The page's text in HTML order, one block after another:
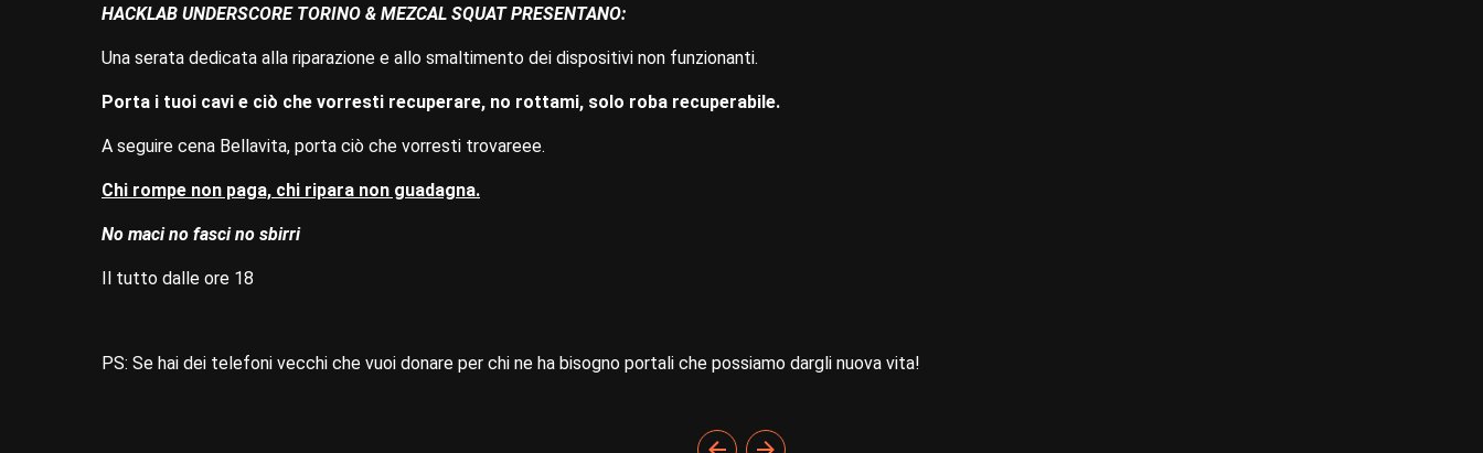
HACKLAB UNDERSCORE TORINO & MEZCAL SQUAT PRESENTANO:
Una serata dedicata alla riparazione e allo smaltimento dei dispositivi non funzionanti.
Porta i tuoi cavi e ciò che vorresti recuperare, no rottami, solo roba recuperabile.
A seguire cena Bellavita, porta ciò che vorresti trovareee.
Chi rompe non paga, chi ripara non guadagna.
No maci no fasci no sbirri
Il tutto dalle ore 18
PS: Se hai dei telefoni vecchi che vuoi donare per chi ne ha bisogno portali che possiamo dargli nuova vita!